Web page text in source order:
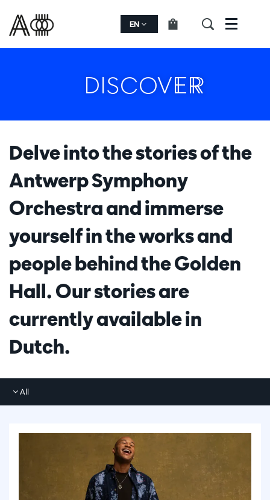
EN Menu
DISCOVER
Delve into the stories of the
Antwerp Symphony
Orchestra and immerse
yourself in the works and
people behind the Golden
Hall. Our stories are
currently available in
Dutch.
All